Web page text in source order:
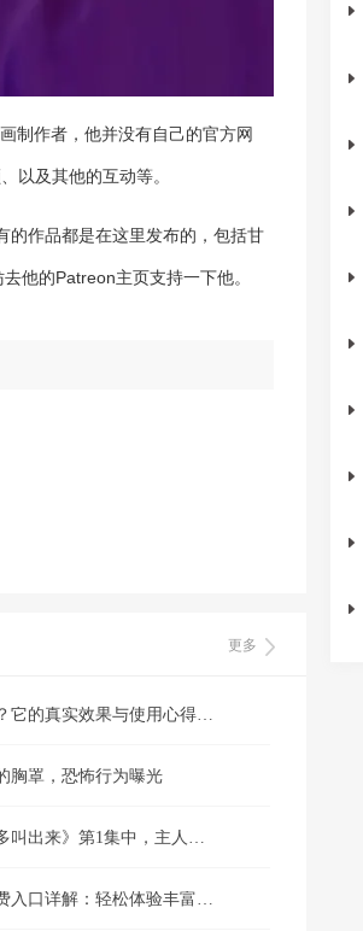
制作者，他并没有自己的官方网
以及其他的互动等。
的作品都是在这里发布的，包括甘
他的Patreon主页支持一下他。
更多
胸罩，恐怖行为曝光
在《小扫货水能么多叫出来》第1集中，主人公如何展示他的独特能力？
2024年虫虫漫画免费入口详解：轻松体验丰富漫画世界